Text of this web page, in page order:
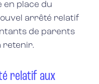
en place du
arrêté relatif
de parents
retenir.
relatif aux